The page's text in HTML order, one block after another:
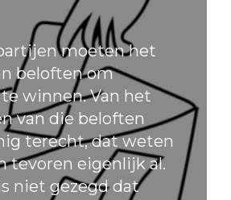
moeten het
beloften om
winnen. Van het
van die beloften
terecht, dat weten
tevoren eigenlijk al.
niet gezegd dat